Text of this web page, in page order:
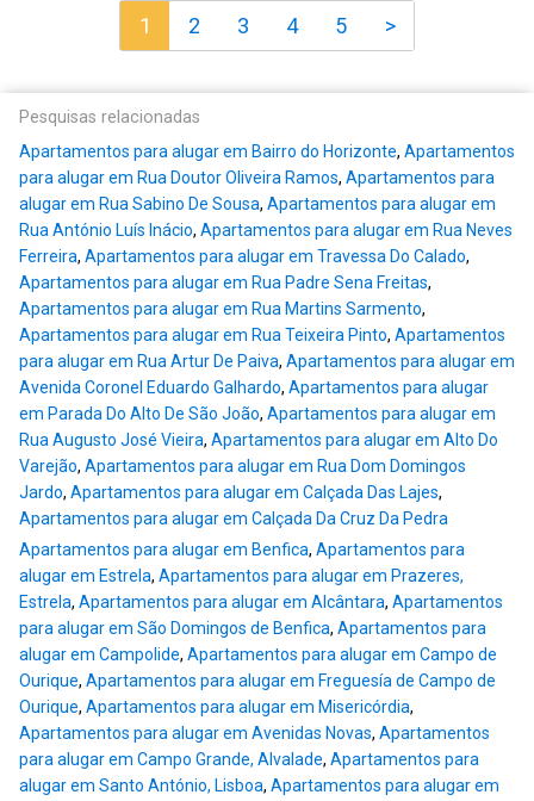
1 2 3 4 5 >
Pesquisas relacionadas
Apartamentos para alugar em Bairro do Horizonte, Apartamentos
para alugar em Rua Doutor Oliveira Ramos, Apartamentos para
alugar em Rua Sabino De Sousa, Apartamentos para alugar em
Rua António Luís Inácio, Apartamentos para alugar em Rua Neves
Ferreira, Apartamentos para alugar em Travessa Do Calado,
Apartamentos para alugar em Rua Padre Sena Freitas,
Apartamentos para alugar em Rua Martins Sarmento,
Apartamentos para alugar em Rua Teixeira Pinto, Apartamentos
para alugar em Rua Artur De Paiva, Apartamentos para alugar em
Avenida Coronel Eduardo Galhardo, Apartamentos para alugar
em Parada Do Alto De São João, Apartamentos para alugar em
Rua Augusto José Vieira, Apartamentos para alugar em Alto Do
Varejão, Apartamentos para alugar em Rua Dom Domingos
Jardo, Apartamentos para alugar em Calçada Das Lajes,
Apartamentos para alugar em Calçada Da Cruz Da Pedra
Apartamentos para alugar em Benfica, Apartamentos para
alugar em Estrela, Apartamentos para alugar em Prazeres,
Estrela, Apartamentos para alugar em Alcântara, Apartamentos
para alugar em São Domingos de Benfica, Apartamentos para
alugar em Campolide, Apartamentos para alugar em Campo de
Ourique, Apartamentos para alugar em Freguesía de Campo de
Ourique, Apartamentos para alugar em Misericórdia,
Apartamentos para alugar em Avenidas Novas, Apartamentos
para alugar em Campo Grande, Alvalade, Apartamentos para
alugar em Santo António, Lisboa, Apartamentos para alugar em